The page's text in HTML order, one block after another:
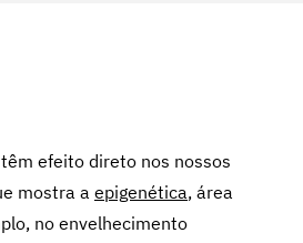
efeito direto nos nossos
mostra a epigenética, área
no envelhecimento